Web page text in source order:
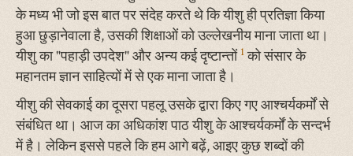
external)
external)
external)
के मध्य भी जो इस बात पर संदेह करते थे कि यीशु ही प्रतिज्ञा किया
हुआ छुड़ानेवाला है, उसकी शिक्षाओं को उल्लेखनीय माना जाता था।
यीशु का "पहाड़ी उपदेश" और अन्य कई दृष्टान्तों 1को संसार के
महानतम ज्ञान साहित्यों में से एक माना जाता है।
यीशु की सेवकाई का दूसरा पहलू उसके द्वारा किए गए आश्चर्यकर्मों से
संबंधित था। आज का अधिकांश पाठ यीशु के आश्चर्यकर्मों के सन्दर्भ
में है। लेकिन इससे पहले कि हम आगे बढ़ें, आइए कुछ शब्दों की